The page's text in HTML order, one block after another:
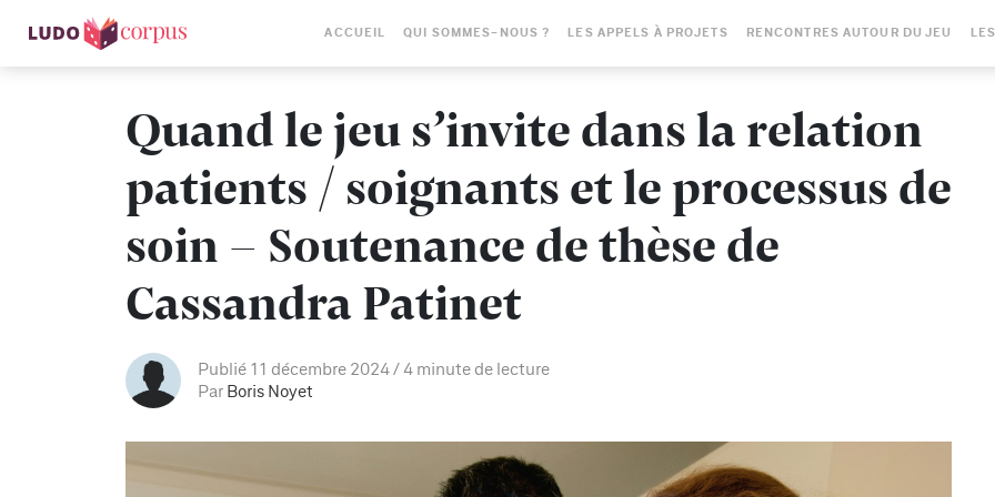
ACCUEIL QUI SOMMES-NOUS ? LES APPELS À PROJETS RENCONTRES AUTOUR DU JEU
Quand le jeu s’invite dans la relation
patients / soignants et le processus de
soin – Soutenance de thèse de
Cassandra Patinet
Publié 11 décembre 2024
4 minute de lecture
Par Boris Noyet